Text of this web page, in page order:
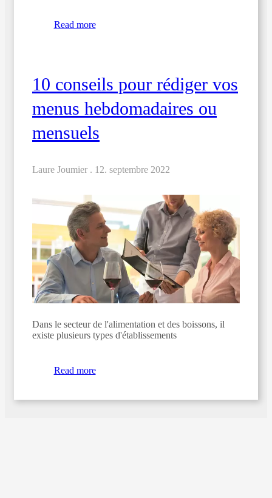
Read more
10 conseils pour rédiger vos
menus hebdomadaires ou
mensuels
Laure Joumier . 12. septembre 2022
Dans le secteur de l'alimentation et des boissons, il
existe plusieurs types d'établissements
Read more